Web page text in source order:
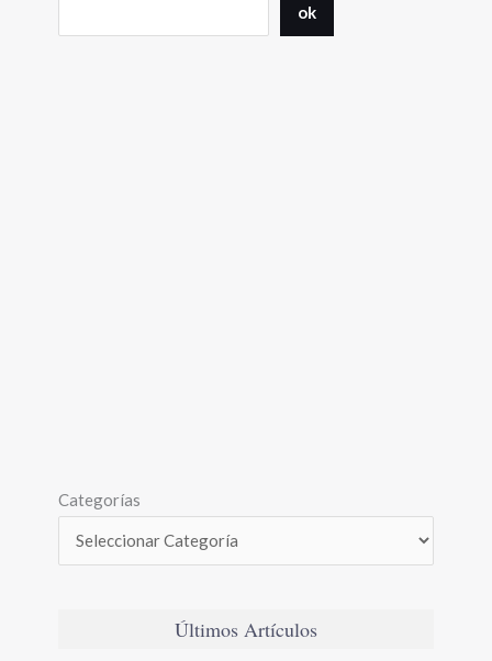
ok
Categorías
Últimos Artículos